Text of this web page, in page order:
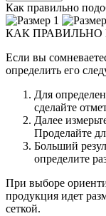
Как правильно
КАК ПРАВИЛЬНО
Если вы
определить его
Для
сделайте
Далее
Проделайте
Больший
определите
При выборе
продукция идет
сеткой.